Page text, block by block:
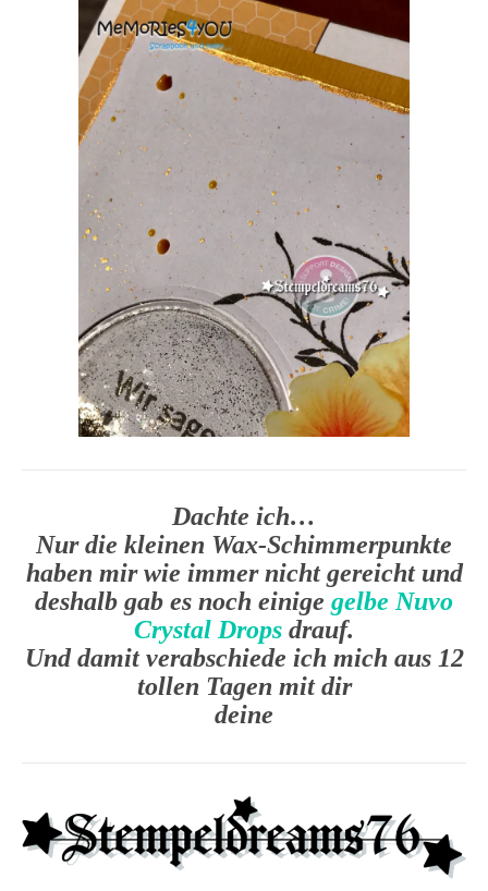
Dachte ich…
Nur die kleinen Wax-Schimmerpunkte
haben mir wie immer nicht gereicht und
deshalb gab es noch einige gelbe Nuvo
Crystal Drops drauf.
Und damit verabschiede ich mich aus 12
tollen Tagen mit dir
deine